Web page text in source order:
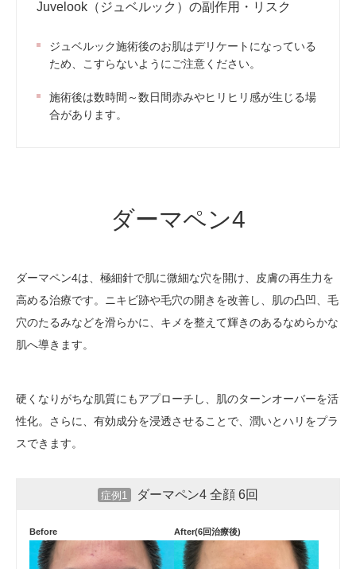
Juvelook（ジュベルック）の副作用・リスク
ジュベルック施術後のお肌はデリケートになっている
ため、こすらないようにご注意ください。
施術後は数時間～数日間赤みやヒリヒリ感が生じる場
合があります。
ダーマペン4
ダーマペン4は、極細針で肌に微細な穴を開け、皮膚の再生力を
高める治療です。ニキビ跡や毛穴の開きを改善し、肌の凸凹、毛
穴のたるみなどを滑らかに、キメを整えて輝きのあるなめらかな
肌へ導きます。
硬くなりがちな肌質にもアプローチし、肌のターンオーバーを活
性化。さらに、有効成分を浸透させることで、潤いとハリをプラ
スできます。
症例1 ダーマペン4 全顔 6回
Before After(6回治療後)